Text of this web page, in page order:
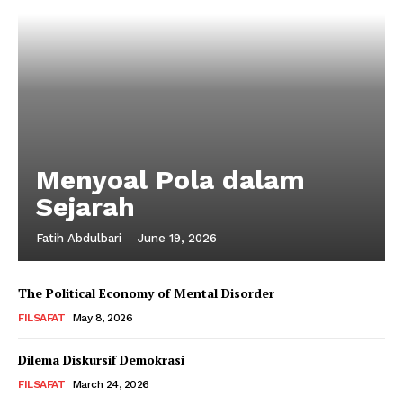
Menyoal Pola dalam
Sejarah
Fatih Abdulbari - June 19, 2026
The Political Economy of Mental Disorder
FILSAFAT May 8, 2026
Dilema Diskursif Demokrasi
FILSAFAT March 24, 2026